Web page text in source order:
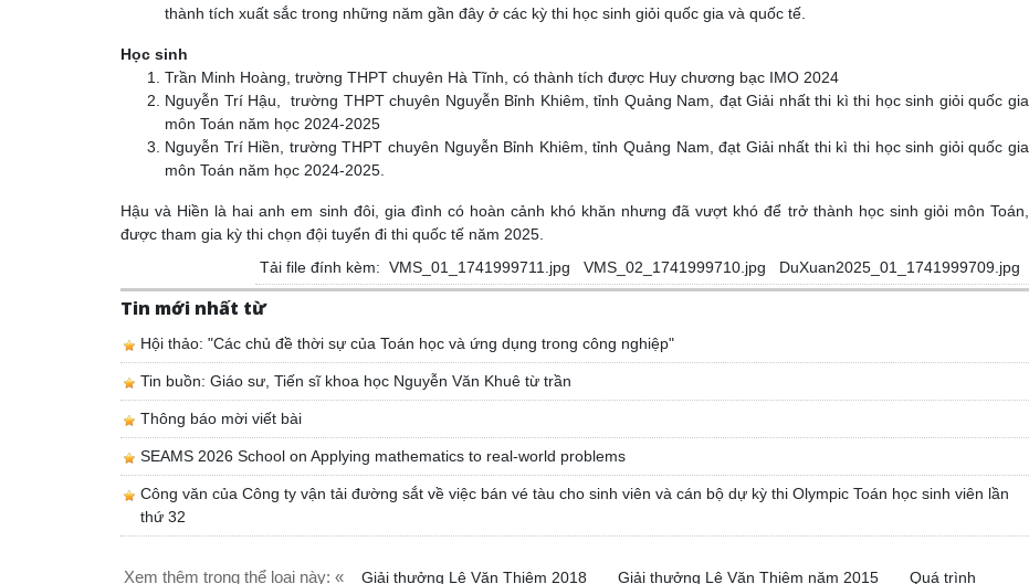
thành tích xuất sắc trong những năm gần đây ở các kỳ thi học sinh giỏi quốc gia và quốc tế.
Học sinh
Trần Minh Hoàng, trường THPT chuyên Hà Tĩnh, có thành tích được Huy chương bạc IMO 2024
Nguyễn Trí Hậu, trường THPT chuyên Nguyễn Bỉnh Khiêm, tỉnh Quảng Nam, đạt Giải nhất thi kì thi học sinh giỏi quốc gia
môn Toán năm học 2024-2025
Nguyễn Trí Hiền, trường THPT chuyên Nguyễn Bỉnh Khiêm, tỉnh Quảng Nam, đạt Giải nhất thi kì thi học sinh giỏi quốc gia
môn Toán năm học 2024-2025.
Hậu và Hiền là hai anh em sinh đôi, gia đình có hoàn cảnh khó khăn nhưng đã vượt khó để trở thành học sinh giỏi môn Toán,
được tham gia kỳ thi chọn đội tuyển đi thi quốc tế năm 2025.
Tải file đính kèm: VMS_01_1741999711.jpg VMS_02_1741999710.jpg DuXuan2025_01_1741999709.jpg
Tin mới nhất từ
Hội thảo: "Các chủ đề thời sự của Toán học và ứng dụng trong công nghiệp"
Tin buồn: Giáo sư, Tiến sĩ khoa học Nguyễn Văn Khuê từ trần
Thông báo mời viết bài
SEAMS 2026 School on Applying mathematics to real-world problems
Công văn của Công ty vận tải đường sắt về việc bán vé tàu cho sinh viên và cán bộ dự kỳ thi Olympic Toán học sinh viên lần
thứ 32
Xem thêm trong thể loại này: « Giải thưởng Lê Văn Thiêm 2018 Giải thưởng Lê Văn Thiêm năm 2015
Quá trình